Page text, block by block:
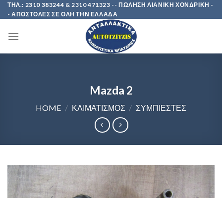
Skip
to
ΤΗΛ.: 2310 383244 & 2310 471323 -- ΠΩΛΗΣΗ ΛΙΑΝΙΚΗ ΧΟΝΔΡΙΚΗ -
- ΑΠΟΣΤΟΛΕΣ ΣΕ ΟΛΗ ΤΗΝ ΕΛΛΑΔΑ
Mazda 2
HOME / ΚΛΙΜΑΤΙΣΜΟΣ / ΣΥΜΠΙΕΣΤΕΣ